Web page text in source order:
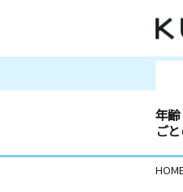
年
ご